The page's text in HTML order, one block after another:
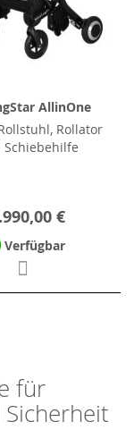
AllinOne
Rollator
Schiebehilfe
€
Verfügbar
für